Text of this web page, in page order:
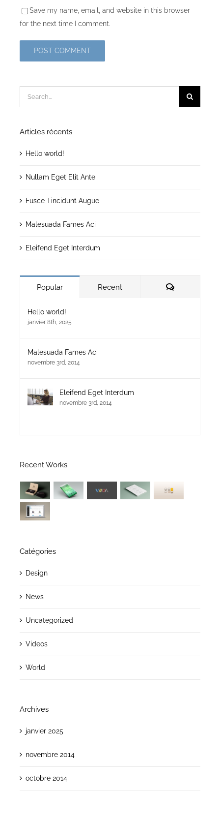
Save my name, email, and website in this browser
for the next time I comment.
for:
Articles récents
Hello world!
Nullam Eget Elit Ante
Fusce Tincidunt Augue
Malesuada Fames Aci
Eleifend Eget Interdum
Popular Recent Comments
Hello world!
janvier 8th, 2025
Malesuada Fames Aci
novembre 3rd, 2014
Eleifend Eget Interdum
novembre 3rd, 2014
Recent Works
Catégories
Design
News
Uncategorized
Videos
World
Archives
janvier 2025
novembre 2014
octobre 2014